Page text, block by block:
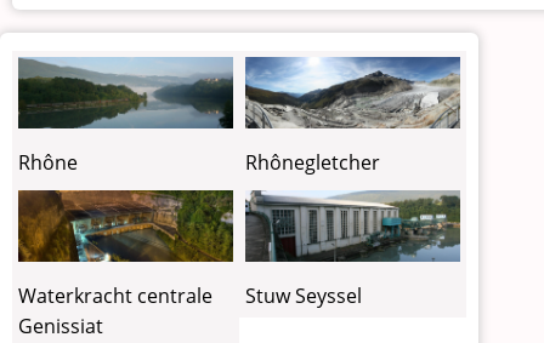
Rhône Rhônegletcher
Waterkracht centrale
Genissiat
Stuw Seyssel